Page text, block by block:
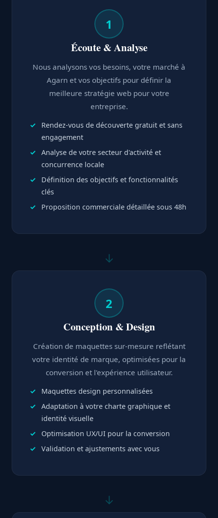
1
Écoute & Analyse
Nous analysons vos besoins, votre marché à
Agarn et vos objectifs pour définir la
meilleure stratégie web pour votre
entreprise.
Rendez-vous de découverte gratuit et sans
engagement
Analyse de votre secteur d'activité et
concurrence locale
Définition des objectifs et fonctionnalités
clés
Proposition commerciale détaillée sous 48h
↓
2
Conception & Design
Création de maquettes sur-mesure reflétant
votre identité de marque, optimisées pour la
conversion et l'expérience utilisateur.
Maquettes design personnalisées
Adaptation à votre charte graphique et
identité visuelle
Optimisation UX/UI pour la conversion
Validation et ajustements avec vous
↓